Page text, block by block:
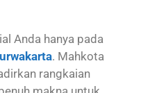
Anda hanya pada
. Mahkota
rangkaian